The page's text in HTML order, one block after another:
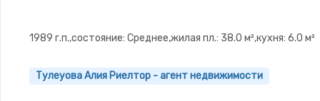
1989 г.п.,состояние: Среднее,жилая пл.: 38.0 м²,кухня: 6.0 м²
Тулеуова Алия Риелтор - агент недвижимости